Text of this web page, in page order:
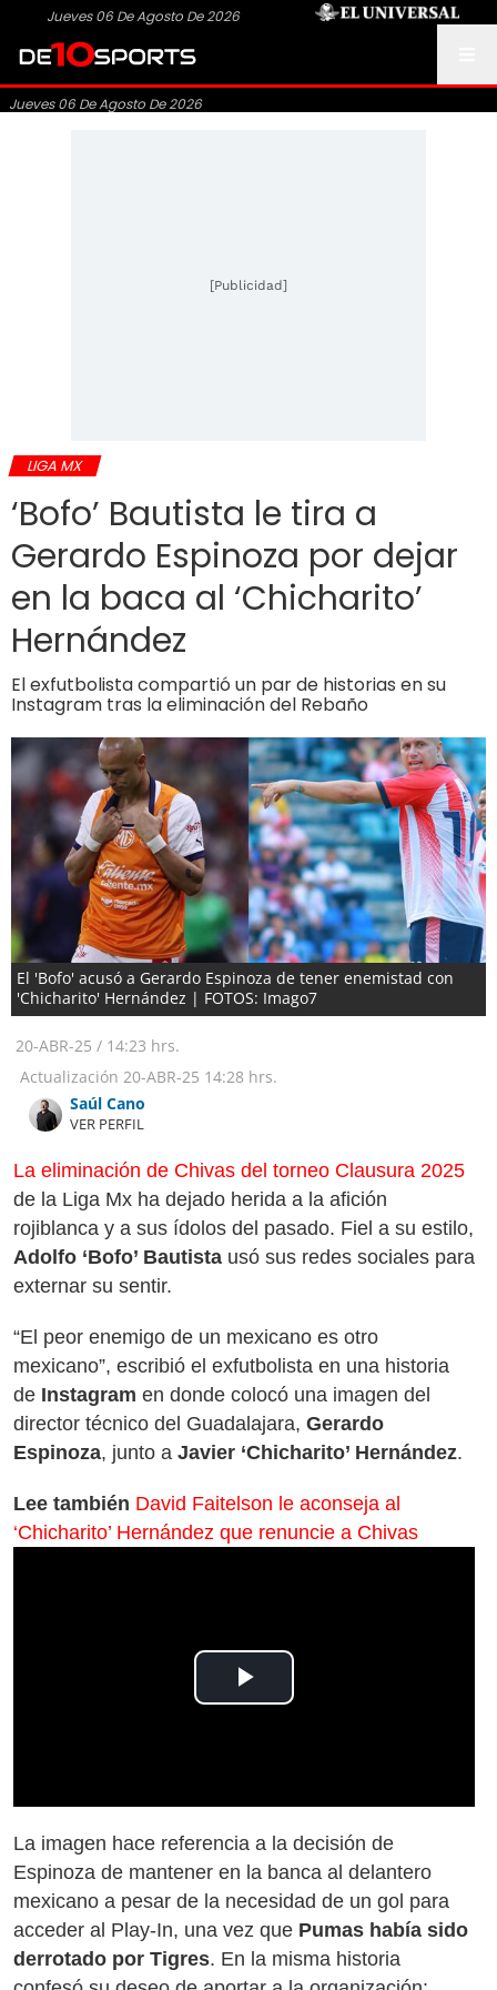
Jueves 06 De Agosto De 2026
Jueves 06 De Agosto De 2026
[Publicidad]
LIGA MX
‘Bofo’ Bautista le tira a
Gerardo Espinoza por dejar
en la baca al ‘Chicharito’
Hernández
El exfutbolista compartió un par de historias en su
Instagram tras la eliminación del Rebaño
El 'Bofo' acusó a Gerardo Espinoza de tener enemistad con
'Chicharito' Hernández | FOTOS: Imago7
20-ABR-25 / 14:23 hrs.
Actualización 20-ABR-25 14:28 hrs.
Saúl Cano
VER PERFIL
La eliminación de Chivas del torneo Clausura 2025
de la Liga Mx ha dejado herida a la afición
rojiblanca y a sus ídolos del pasado. Fiel a su estilo,
Adolfo ‘Bofo’ Bautista usó sus redes sociales para
externar su sentir.
“El peor enemigo de un mexicano es otro
mexicano”, escribió el exfutbolista en una historia
de Instagram en donde colocó una imagen del
director técnico del Guadalajara, Gerardo
Espinoza, junto a Javier ‘Chicharito’ Hernández.
Lee también David Faitelson le aconseja al
‘Chicharito’ Hernández que renuncie a Chivas
Play
La imagen hace referencia a la decisión de
Espinoza de mantener en la banca al delantero
mexicano a pesar de la necesidad de un gol para
acceder al Play-In, una vez que Pumas había sido
derrotado por Tigres. En la misma historia